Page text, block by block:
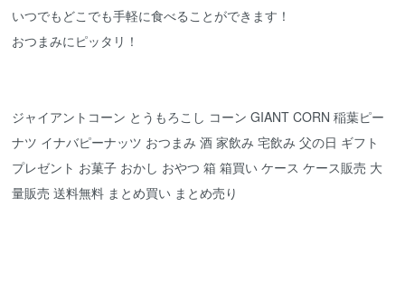
いつでもどこでも手軽に食べることができます！
おつまみにピッタリ！
ジャイアントコーン とうもろこし コーン GIANT CORN 稲葉ピー
ナツ イナバピーナッツ おつまみ 酒 家飲み 宅飲み 父の日 ギフト
プレゼント お菓子 おかし おやつ 箱 箱買い ケース ケース販売 大
量販売 送料無料 まとめ買い まとめ売り